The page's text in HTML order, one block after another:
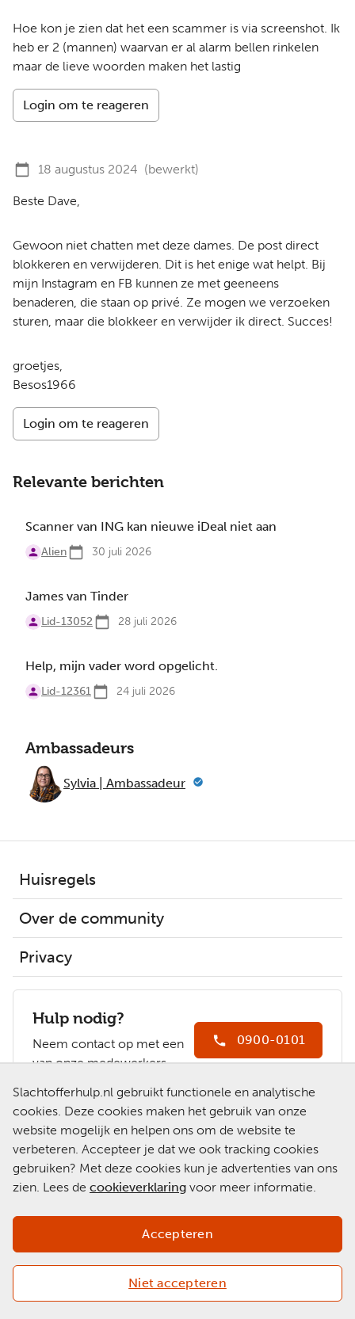
Slachtofferhulp.nl gebruikt functionele en analytische
cookies. Deze cookies maken het gebruik van onze
website mogelijk en helpen ons om de website te
verbeteren. Accepteer je dat we ook tracking cookies
gebruiken? Met deze cookies kun je advertenties van ons
zien. Lees de cookieverklaring voor meer informatie.
Niet accepteren
Accepteren
Hoe kon je zien dat het een scammer is via screenshot. Ik
heb er 2 (mannen) waarvan er al alarm bellen rinkelen
maar de lieve woorden maken het lastig
Login om te reageren
18 augustus 2024 (bewerkt)
Beste Dave,
Gewoon niet chatten met deze dames. De post direct
blokkeren en verwijderen. Dit is het enige wat helpt. Bij
mijn Instagram en FB kunnen ze met geeneens
benaderen, die staan op privé. Ze mogen we verzoeken
sturen, maar die blokkeer en verwijder ik direct. Succes!
groetjes,
Besos1966
Login om te reageren
Relevante berichten
Scanner van ING kan nieuwe iDeal niet aan
Alien 30 juli 2026
James van Tinder
Lid-13052 28 juli 2026
Help, mijn vader word opgelicht.
Lid-12361 24 juli 2026
Ambassadeurs
Sylvia | Ambassadeur
Huisregels
Over de community
Privacy
Hulp nodig?
Neem contact op met een
van onze medewerkers.
0900-0101
Slachtofferhulp.nl
Chat met een
medewerker
Copyright 2026 © Slachtofferhulp Nederland